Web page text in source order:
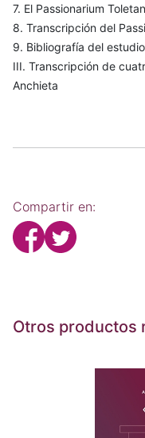
7. El Passionarium
8. Transcripción del
9. Bibliografía del
III. Transcripción de
Anchieta
Compartir en:
Otros productos